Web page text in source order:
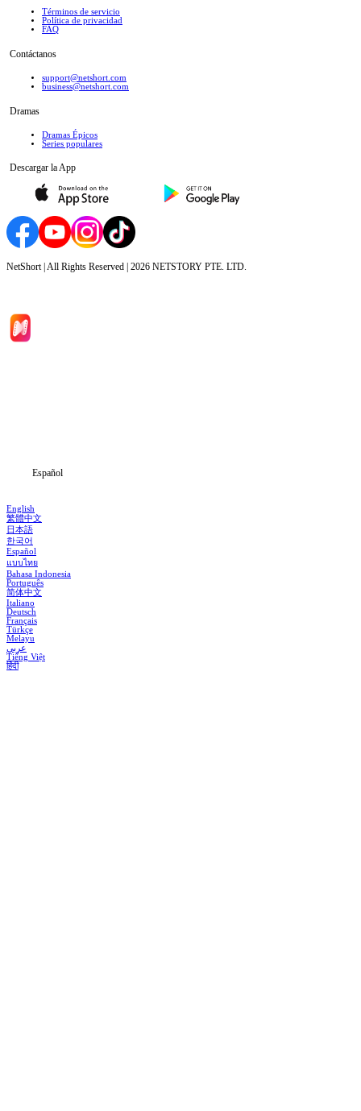
Términos de servicio
Política de privacidad
FAQ
Contáctanos
support@netshort.com
business@netshort.com
Dramas
Dramas Épicos
Series populares
Descargar la App
NetShort | All Rights Reserved | 2026 NETSTORY PTE. LTD.
Español
English
繁體中文
日本語
한국어
Español
แบบไทย
Bahasa Indonesia
Português
简体中文
Italiano
Deutsch
Français
Türkçe
Melayu
عربي
Tiếng Việt
हिंदी